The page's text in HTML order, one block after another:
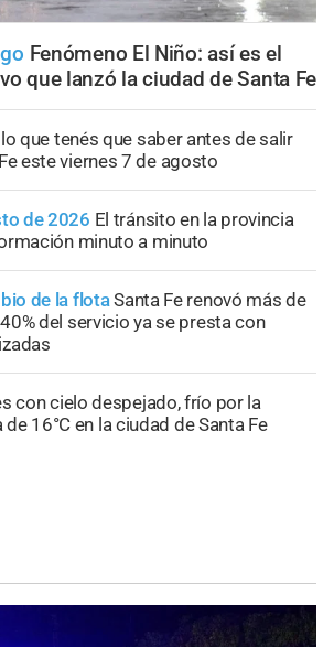
Fenómeno El Niño: así es el
que lanzó la ciudad de Santa Fe
que tenés que saber antes de salir
este viernes 7 de agosto
de 2026 El tránsito en la provincia
minuto a minuto
de la flotaSanta Fe renovó más de
del servicio ya se presta con
con cielo despejado, frío por la
16°C en la ciudad de Santa Fe